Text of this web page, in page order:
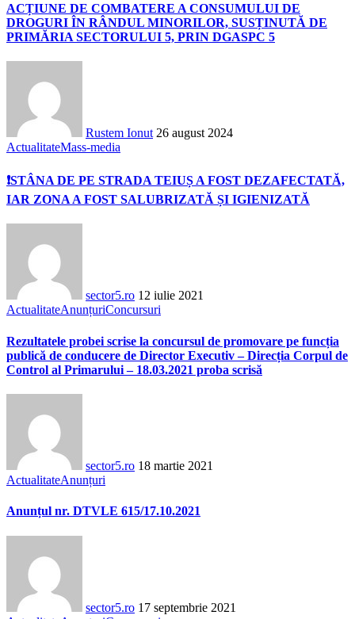
ACȚIUNE DE COMBATERE A CONSUMULUI DE
DROGURI ÎN RÂNDUL MINORILOR, SUSȚINUTĂ DE
PRIMĂRIA SECTORULUI 5, PRIN DGASPC 5
Rustem Ionut 26 august 2024
ActualitateMass-media
❗STÂNA DE PE STRADA TEIUȘ A FOST DEZAFECTATĂ,
IAR ZONA A FOST SALUBRIZATĂ ȘI IGIENIZATĂ
sector5.ro 12 iulie 2021
ActualitateAnunțuriConcursuri
Rezultatele probei scrise la concursul de promovare pe funcția
publică de conducere de Director Executiv – Direcția Corpul de
Control al Primarului – 18.03.2021 proba scrisă
sector5.ro 18 martie 2021
ActualitateAnunțuri
Anunțul nr. DTVLE 615/17.10.2021
sector5.ro 17 septembrie 2021